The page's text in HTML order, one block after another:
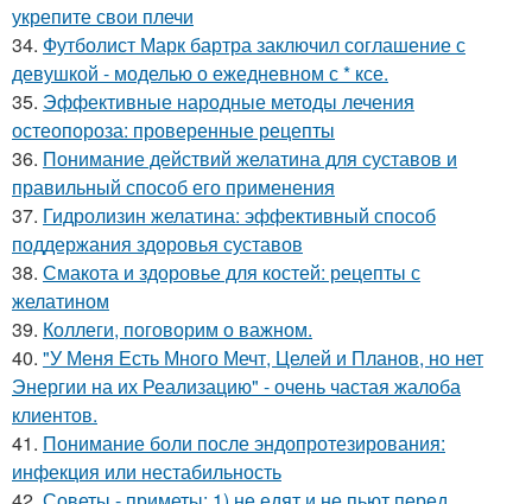
укрепите свои плечи
34. Футболист Марк бартра заключил соглашение с
девушкой - моделью о ежедневном с * ксе.
35. Эффективные народные методы лечения
остеопороза: проверенные рецепты
36. Понимание действий желатина для суставов и
правильный способ его применения
37. Гидролизин желатина: эффективный способ
поддержания здоровья суставов
38. Смакота и здоровье для костей: рецепты с
желатином
39. Коллеги, поговорим о важном.
40. "У Меня Есть Много Мечт, Целей и Планов, но нет
Энергии на их Реализацию" - очень частая жалоба
клиентов.
41. Понимание боли после эндопротезирования:
инфекция или нестабильность